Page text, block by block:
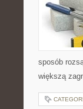
sposób
większą